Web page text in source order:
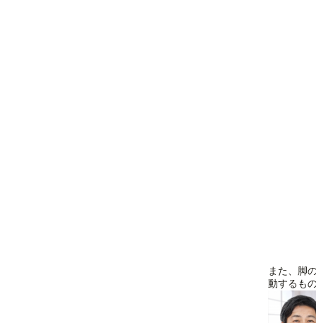
また、脚
動するも